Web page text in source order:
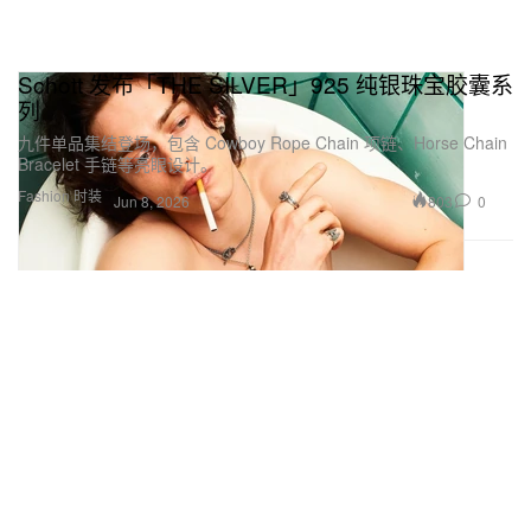
Fashion 时装
Schott 发布「THE SILVER」925 纯银珠宝胶囊系
列
九件单品集结登场，包含 Cowboy Rope Chain 项链、Horse Chain
Bracelet 手链等亮眼设计。
Jun 8, 2026 803 0